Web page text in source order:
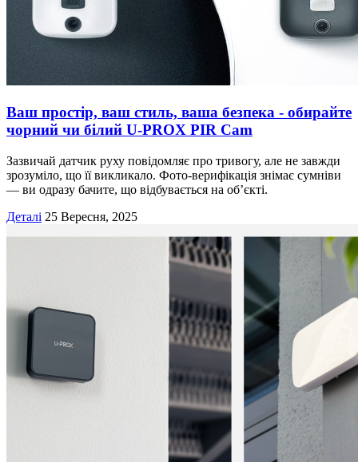
Ваш простір, ваш стиль, ваша безпека - обирайте
чорний чи білий U-PROX PIR Cam
Зазвичай датчик руху повідомляє про тривогу, але не завжди
зрозуміло, що її викликало. Фото-верифікація знімає сумніви
— ви одразу бачите, що відбувається на об’єкті.
Деталі 25 Вересня, 2025